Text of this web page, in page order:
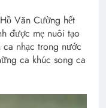
Văn Cường hết
được mẹ nuôi tạo
nhạc trong nước
ca khúc song ca